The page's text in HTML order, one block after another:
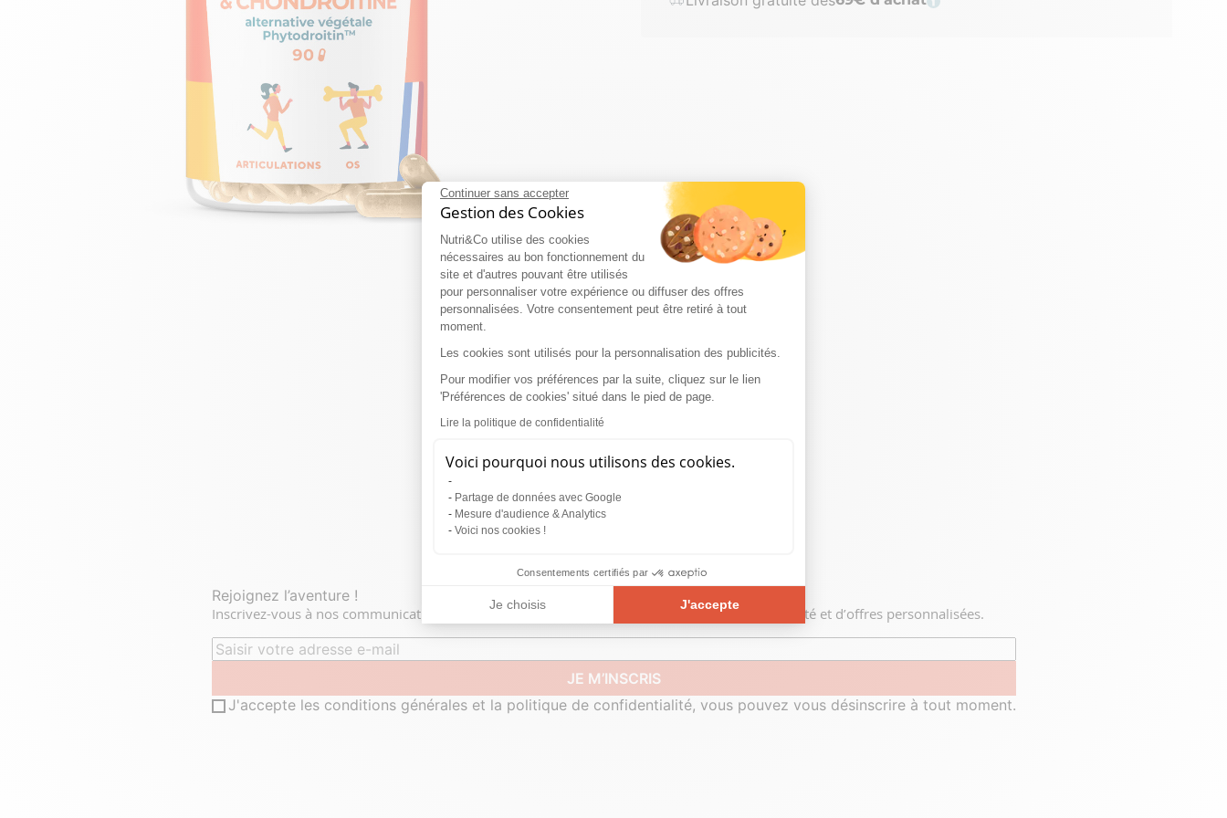
Continuer sans accepter
Gestion des Cookies
Nutri&Co utilise des cookies
nécessaires au bon fonctionnement du
site et d'autres pouvant être utilisés
pour personnaliser votre expérience ou diffuser des offres
personnalisées. Votre consentement peut être retiré à tout
moment.
Les cookies sont utilisés pour la personnalisation des publicités.
Pour modifier vos préférences par la suite, cliquez sur le lien
'Préférences de cookies' situé dans le pied de page.
Lire la politique de confidentialité
Voici pourquoi nous utilisons des cookies.
Partage de données avec Google
Mesure d'audience & Analytics
Voici nos cookies !
Consentements certifiés par
Je choisis J'accepte
Axeptio consent
Plateforme de Gestion du Consentement : Personnalisez vos Options
Paiement
Livraison offerte
dès 69€ d'achat
Livraison
en 48h
un proche
Récompenses
fidélité
Rejoignez l’aventure !
Inscrivez-vous à nos communications et bénéficiez de contenus exclusifs, du programme fidélité et d’offres personnalisées.
J'accepte les conditions générales et la politique de confidentialité, vous pouvez vous désinscrire à tout moment.